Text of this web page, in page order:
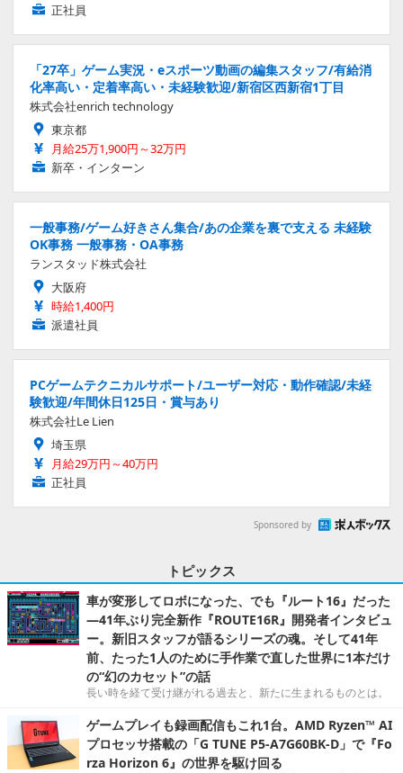
正社員
「27卒」ゲーム実況・eスポーツ動画の編集スタッフ/有給消
化率高い・定着率高い・未経験歓迎/新宿区西新宿1丁目
株式会社enrich technology
東京都
月給25万1,900円～32万円
新卒・インターン
一般事務/ゲーム好きさん集合/あの企業を裏で支える 未経験
OK事務 一般事務・OA事務
ランスタッド株式会社
大阪府
時給1,400円
派遣社員
PCゲームテクニカルサポート/ユーザー対応・動作確認/未経
験歓迎/年間休日125日・賞与あり
株式会社Le Lien
埼玉県
月給29万円～40万円
正社員
Sponsored by
トピックス
車が変形してロボになった、でも『ルート16』だった
―41年ぶり完全新作『ROUTE16R』開発者インタビュ
ー。新旧スタッフが語るシリーズの魂。そして41年
前、たった1人のために手作業で直した世界に1本だけ
の“幻のカセット”の話
長い時を経て受け継がれる過去と、新たに生まれるものとは。
ゲームプレイも録画配信もこれ1台。AMD Ryzen™ AI
プロセッサ搭載の「G TUNE P5-A7G60BK-D」で『Fo
rza Horizon 6』の世界を駆け回る